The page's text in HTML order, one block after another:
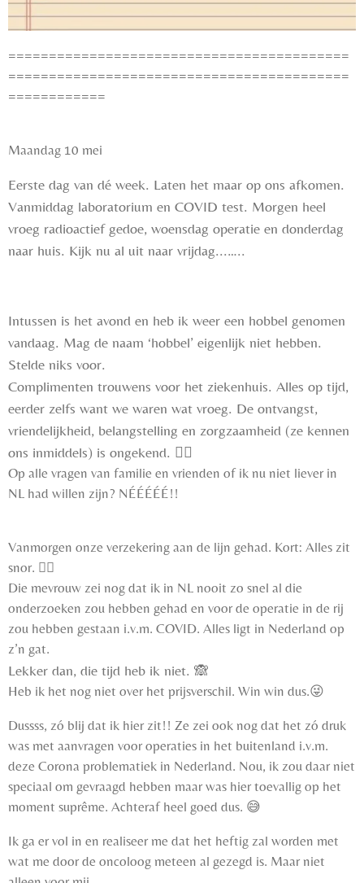
==========================================
==========================================
============
Maandag 10 mei
Eerste dag van dé week. Laten het maar op ons afkomen.
Vanmiddag laboratorium en COVID test. Morgen heel
vroeg radioactief gedoe, woensdag operatie en donderdag
naar huis. Kijk nu al uit naar vrijdag...…..
Intussen is het avond en heb ik weer een hobbel genomen
vandaag. Mag de naam ‘hobbel’ eigenlijk niet hebben.
Stelde niks voor.
Complimenten trouwens voor het ziekenhuis. Alles op tijd,
eerder zelfs want we waren wat vroeg. De ontvangst,
vriendelijkheid, belangstelling en zorgzaamheid (ze kennen
ons inmiddels) is ongekend. 👌🏻
Op alle vragen van familie en vrienden of ik nu niet liever in
NL had willen zijn? NÉÉÉÉÉ!!
Vanmorgen onze verzekering aan de lijn gehad. Kort: Alles zit
snor. 👍🏻
Die mevrouw zei nog dat ik in NL nooit zo snel al die
onderzoeken zou hebben gehad en voor de operatie in de rij
zou hebben gestaan i.v.m. COVID. Alles ligt in Nederland op
z’n gat.
Lekker dan, die tijd heb ik niet. 🙈
Heb ik het nog niet over het prijsverschil. Win win dus.😜
Dussss, zó blij dat ik hier zit!! Ze zei ook nog dat het zó druk
was met aanvragen voor operaties in het buitenland i.v.m.
deze Corona problematiek in Nederland. Nou, ik zou daar niet
speciaal om gevraagd hebben maar was hier toevallig op het
moment suprême. Achteraf heel goed dus. 😅
Ik ga er vol in en realiseer me dat het heftig zal worden met
wat me door de oncoloog meteen al gezegd is. Maar niet